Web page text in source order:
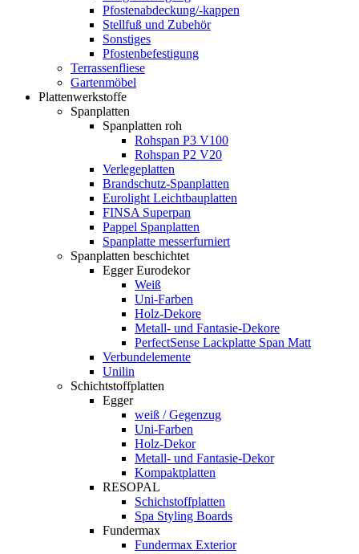
Pfostenabdeckung/-kappen
Stellfuß und Zubehör
Sonstiges
Pfostenbefestigung
Terrassenfliese
Gartenmöbel
Plattenwerkstoffe
Spanplatten
Spanplatten roh
Rohspan P3 V100
Rohspan P2 V20
Verlegeplatten
Brandschutz-Spanplatten
Eurolight Leichtbauplatten
FINSA Superpan
Pappel Spanplatten
Spanplatte messerfurniert
Spanplatten beschichtet
Egger Eurodekor
Weiß
Uni-Farben
Holz-Dekore
Metall- und Fantasie-Dekore
PerfectSense Lackplatte Span Matt
Verbundelemente
Unilin
Schichtstoffplatten
Egger
weiß / Gegenzug
Uni-Farben
Holz-Dekor
Metall- und Fantasie-Dekor
Kompaktplatten
RESOPAL
Schichstoffplatten
Spa Styling Boards
Fundermax
Fundermax Exterior